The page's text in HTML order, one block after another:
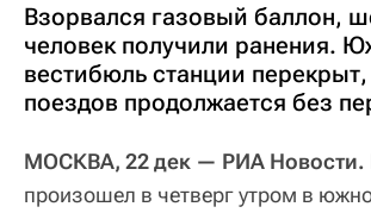
Взорвался газовый баллон,
человек получили ранения.
вестибюль станции
поездов продолжается без
МОСКВА, 22 дек — РИА Новости.
произошел в четверг утром в